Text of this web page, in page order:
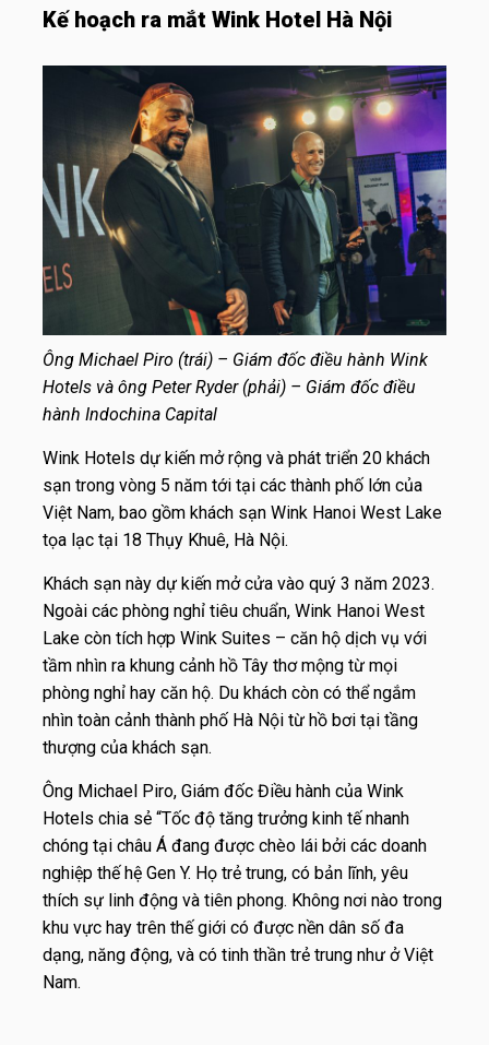
Kế hoạch ra mắt Wink Hotel Hà Nội
Ông Michael Piro (trái) – Giám đốc điều hành Wink
Hotels và ông Peter Ryder (phải) – Giám đốc điều
hành Indochina Capital
Wink Hotels dự kiến mở rộng và phát triển 20 khách
sạn trong vòng 5 năm tới tại các thành phố lớn của
Việt Nam, bao gồm khách sạn Wink Hanoi West Lake
tọa lạc tại 18 Thụy Khuê, Hà Nội.
Khách sạn này dự kiến mở cửa vào quý 3 năm 2023.
Ngoài các phòng nghỉ tiêu chuẩn, Wink Hanoi West
Lake còn tích hợp Wink Suites – căn hộ dịch vụ với
tầm nhìn ra khung cảnh hồ Tây thơ mộng từ mọi
phòng nghỉ hay căn hộ. Du khách còn có thể ngắm
nhìn toàn cảnh thành phố Hà Nội từ hồ bơi tại tầng
thượng của khách sạn.
Ông Michael Piro, Giám đốc Điều hành của Wink
Hotels chia sẻ “Tốc độ tăng trưởng kinh tế nhanh
chóng tại châu Á đang được chèo lái bởi các doanh
nghiệp thế hệ Gen Y. Họ trẻ trung, có bản lĩnh, yêu
thích sự linh động và tiên phong. Không nơi nào trong
khu vực hay trên thế giới có được nền dân số đa
dạng, năng động, và có tinh thần trẻ trung như ở Việt
Nam.